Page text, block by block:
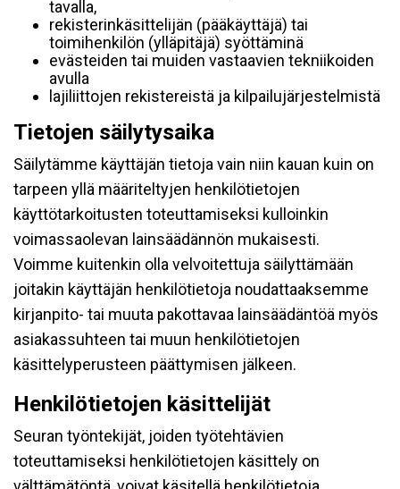
tavalla,
rekisterinkäsittelijän (pääkäyttäjä) tai
toimihenkilön (ylläpitäjä) syöttäminä
evästeiden tai muiden vastaavien tekniikoiden
avulla
lajiliittojen rekistereistä ja kilpailujärjestelmistä
Tietojen säilytysaika
Säilytämme käyttäjän tietoja vain niin kauan kuin on
tarpeen yllä määriteltyjen henkilötietojen
käyttötarkoitusten toteuttamiseksi kulloinkin
voimassaolevan lainsäädännön mukaisesti.
Voimme kuitenkin olla velvoitettuja säilyttämään
joitakin käyttäjän henkilötietoja noudattaaksemme
kirjanpito- tai muuta pakottavaa lainsäädäntöä myös
asiakassuhteen tai muun henkilötietojen
käsittelyperusteen päättymisen jälkeen.
Henkilötietojen käsittelijät
Seuran työntekijät, joiden työtehtävien
toteuttamiseksi henkilötietojen käsittely on